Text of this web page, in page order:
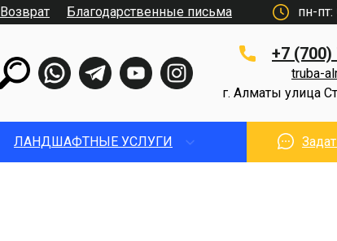
пн-пт:
+7
г. Алматы улица
truba-
Возврат Благодарственные письма
ЛАНДШАФТНЫЕ УСЛУГИ